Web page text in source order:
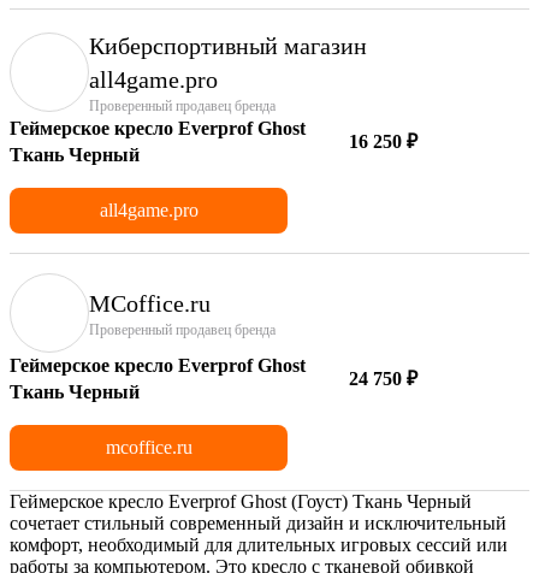
Киберспортивный магазин
аll4game.pro
Проверенный продавец бренда
Геймерское кресло Everprof Ghost
Ткань Черный
16 250 ₽
all4game.pro
MCoffice.ru
Проверенный продавец бренда
Геймерское кресло Everprof Ghost
Ткань Черный
24 750 ₽
mcoffice.ru
Геймерское кресло Everprof Ghost (Гоуст) Ткань Черный
сочетает стильный современный дизайн и исключительный
комфорт, необходимый для длительных игровых сессий или
работы за компьютером. Это кресло с тканевой обивкой